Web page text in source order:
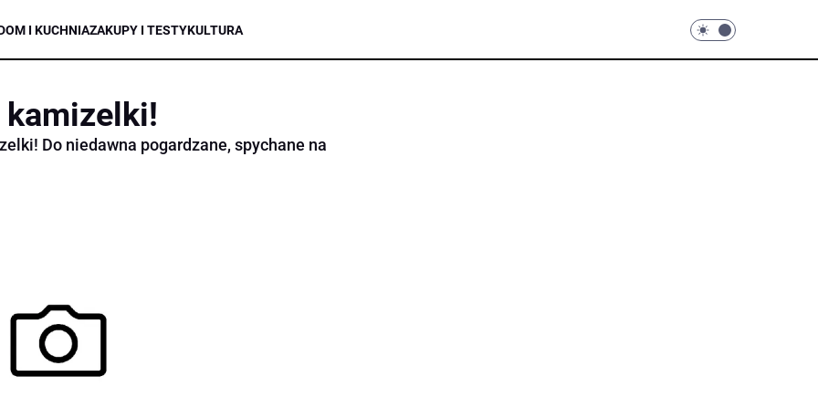
I KUCHNIAZAKUPY I TESTYKULTURA
kamizelki!
Do niedawna pogardzane, spychane na